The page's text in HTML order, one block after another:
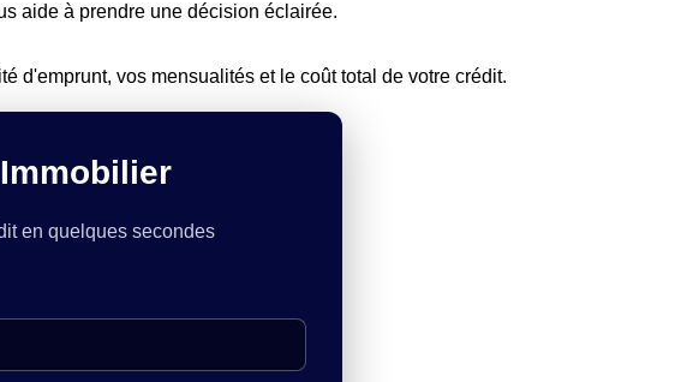
aide à prendre une décision éclairée.
d'emprunt, vos mensualités et le coût total de votre crédit.
en quelques secondes